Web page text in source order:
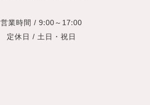
営業時間 / 9:00～17:00
定休日 / 土日・祝日